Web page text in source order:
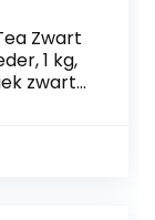
Zwart
1 kg,
zwart